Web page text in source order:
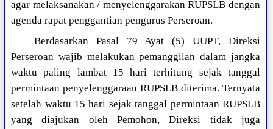
agar melaksanakan / menyelenggarakan RUPSLB dengan
agenda rapat penggantian pengurus Perseroan.
Berdasarkan Pasal 79 Ayat (5) UUPT, Direksi
Perseroan wajib melakukan pemanggilan dalam jangka
waktu paling lambat 15 hari terhitung sejak tanggal
permintaan penyelenggaraan RUPSLB diterima. Ternyata
setelah waktu 15 hari sejak tanggal permintaan RUPSLB
yang diajukan oleh Pemohon, Direksi tidak juga